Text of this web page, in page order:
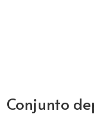
Conjunto